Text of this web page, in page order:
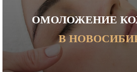
ОМОЛОЖЕНИЕ
В